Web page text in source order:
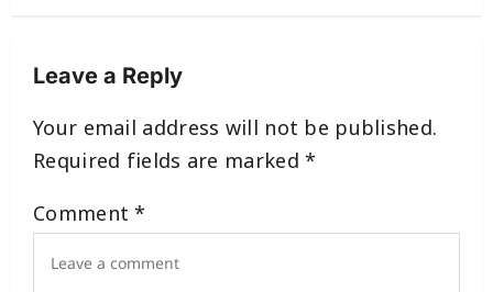
g
a
t
o
Leave a Reply
Your email address will not be published.
Required fields are marked*
Comment*